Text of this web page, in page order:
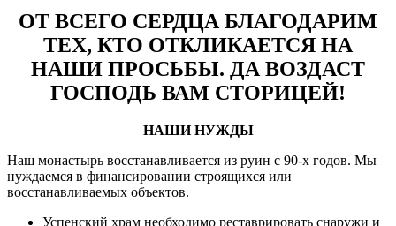
ОТ ВСЕГО СЕРДЦА БЛАГОДАРИМ
ТЕХ, КТО ОТКЛИКАЕТСЯ НА
НАШИ ПРОСЬБЫ. ДА ВОЗДАСТ
ГОСПОДЬ ВАМ СТОРИЦЕЙ!
НАШИ НУЖДЫ
Наш монастырь восстанавливается из руин с 90-х годов. Мы
нуждаемся в финансировании строящихся или
восстанавливаемых объектов.
Успенский храм необходимо реставрировать снаружи и